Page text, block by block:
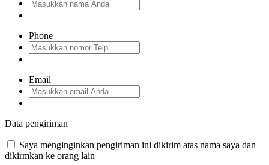
Phone
Email
Data pengiriman
Saya menginginkan pengiriman ini dikirim atas nama saya dan
dikirmkan ke orang lain